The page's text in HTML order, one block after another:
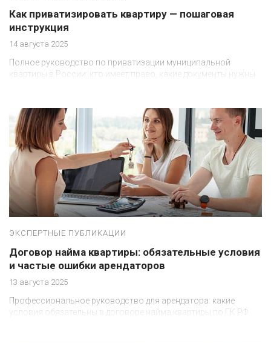
Как приватизировать квартиру — пошаговая
инструкция
14 августа 2025
Полное руководство по приватизации муниципальной
квартиры в России: кто имеет право, какие документы нужны
ЭКСПЕРТНЫЕ ПУБЛИКАЦИИ
Договор найма квартиры: обязательные условия
и частые ошибки арендаторов
13 августа 2025
Профессиональное руководство для арендатора: какие
условия обязательны в договоре найма квартиры по ГК РФ